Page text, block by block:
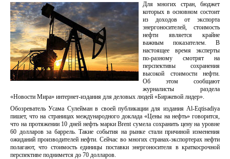
Для многих стран, бюджет
которых в основном состоит
из доходов от экспорта
энергоносителей, стоимость
нефти является крайне
важным показателем. В
настоящее время эксперты
по-разному смотрят на
перспективы сохранения
высокой стоимости нефти.
Об этом сообщают
журналисты раздела
«Новости Мира» интернет-издания для деловых людей «Биржевой лидер».
Обозреватель Усама Сулейман в своей публикации для издания Al-Eqtisadiya
пишет, что на страницах международного доклада «Цены на нефть» говорится,
что на протяжении 10 дней нефть марки Brent сумела сохранить цену на уровне
60 долларов за баррель. Такие события на рынке стали причиной изменения
ожиданий производителей нефти. Сейчас во многих странах-экспортерах нефти
полагают, что стоимость единицы поставки энергоносителя в краткосрочной
перспективе поднимется до 70 долларов.